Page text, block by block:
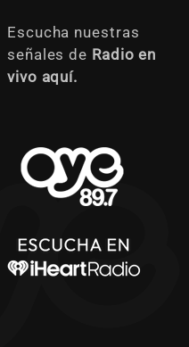
Escucha nuestras
señales de Radio en
vivo aquí.